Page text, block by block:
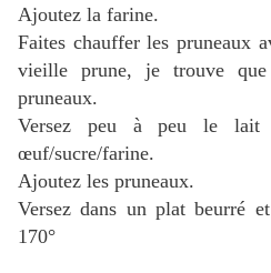
Ajoutez la farine.
Faites chauffer les pruneaux
vieille prune, je trouve
pruneaux.
Versez peu à peu le lait
œuf/sucre/farine.
Ajoutez les pruneaux.
Versez dans un plat beurré
170°